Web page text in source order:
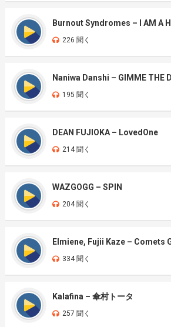
Burnout Syndromes – I AM A
226 聞く
Naniwa Danshi – GIMME THE
195 聞く
DEAN FUJIOKA – LovedOne
214 聞く
WAZGOGG – SPIN
204 聞く
Elmiene, Fujii Kaze – Comets
334 聞く
Kalafina – 傘村トータ
257 聞く